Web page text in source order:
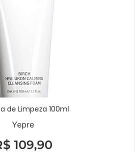
de Limpeza 100ml
Yepre
109,90